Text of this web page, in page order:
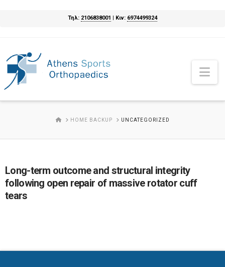
Τηλ: 2106838001 | Κιν: 6974499324
HOMEHOME BACKUP UNCATEGORIZED
Long-term outcome and structural integrity
following open repair of massive rotator cuff
tears